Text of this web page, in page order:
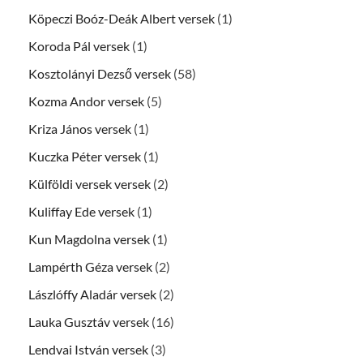
Köpeczi Boóz-Deák Albert versek (1)
Koroda Pál versek (1)
Kosztolányi Dezső versek (58)
Kozma Andor versek (5)
Kriza János versek (1)
Kuczka Péter versek (1)
Külföldi versek versek (2)
Kuliffay Ede versek (1)
Kun Magdolna versek (1)
Lampérth Géza versek (2)
Lászlóffy Aladár versek (2)
Lauka Gusztáv versek (16)
Lendvai István versek (3)